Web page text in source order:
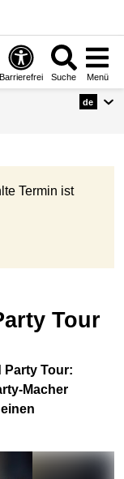
Barrierefrei Suche Menü
de
Termin ist
Tour
Party Tour:
Macher